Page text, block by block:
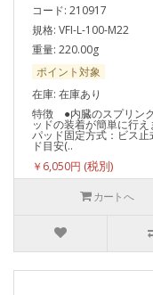
コード: 210917
規格: VFI-L-100-M22
重量: 220.00g
ポイント対象
在庫: 在庫あり
特徴 ●内臓のスプリ
ッドの装着が簡単に
パッド固定方式：
ド目安(..
￥6,050円
カートへ